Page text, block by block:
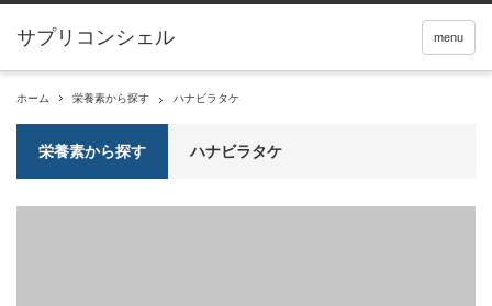
サプリコンシェル menu
ホーム 栄養素から探す ハナビラタケ
栄養素から探す ハナビラタケ